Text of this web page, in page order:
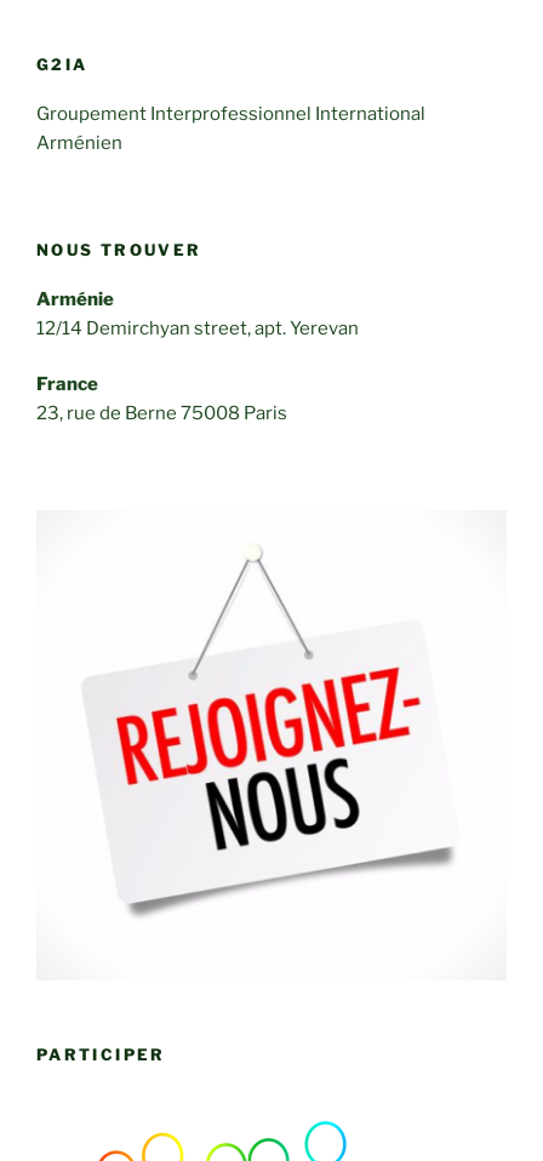
G2IA
Groupement Interprofessionnel International
Arménien
NOUS TROUVER
Arménie
12/14 Demirchyan street, apt. Yerevan
France
23, rue de Berne 75008 Paris
PARTICIPER